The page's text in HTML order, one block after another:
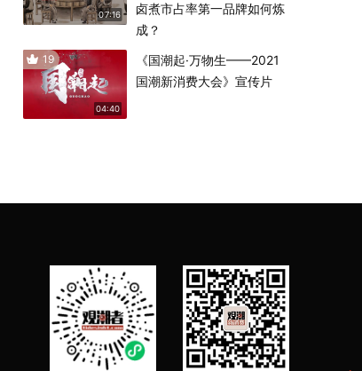
07:16
卤煮市占率第一品牌如何炼
成？
19
04:40
《国潮起·万物生——2021
国潮新消费大会》宣传片